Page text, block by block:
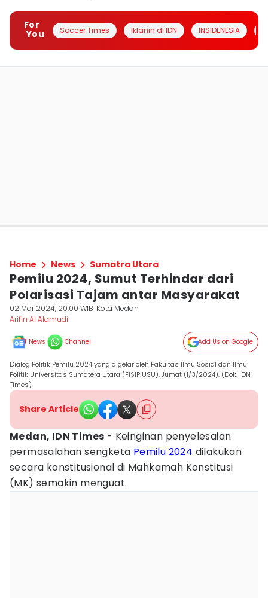
For
You
Soccer Times Iklanin di IDN INSIDENESIA
Home News Sumatra Utara
Pemilu 2024, Sumut Terhindar dari
Polarisasi Tajam antar Masyarakat
02 Mar 2024, 20:00 WIB Kota Medan
Arifin Al Alamudi
News Channel Add Us on Google
Dialog Politik Pemilu 2024 yang digelar oleh Fakultas Ilmu Sosial dan Ilmu
Politik Universitas Sumatera Utara (FISIP USU), Jumat (1/3/2024). (Dok. IDN
Times)
Share Article
Medan, IDN Times - Keinginan penyelesaian
permasalahan sengketa Pemilu 2024 dilakukan
secara konstitusional di Mahkamah Konstitusi
(MK) semakin menguat.